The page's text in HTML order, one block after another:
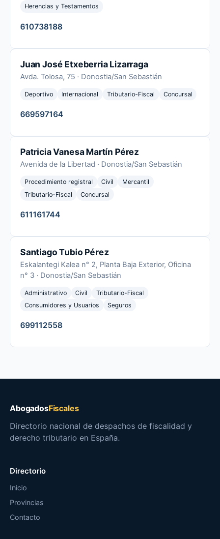
Herencias y Testamentos
610738188
Juan José Etxeberria Lizarraga
Avda. Tolosa, 75 · Donostia/San Sebastián
Deportivo Internacional Tributario-Fiscal Concursal
669597164
Patricia Vanesa Martín Pérez
Avenida de la Libertad · Donostia/San Sebastián
Procedimiento registral Civil
Mercantil
Tributario-Fiscal
Concursal
611161744
Santiago Tubio Pérez
Eskalantegi Kalea n° 2, Planta Baja Exterior, Oficina
n° 3 · Donostia/San Sebastián
Administrativo Civil
Tributario-Fiscal
Consumidores y Usuarios
Seguros
699112558
AbogadosFiscales
Directorio nacional de despachos de fiscalidad y
derecho tributario en España.
Directorio
Inicio
Provincias
Contacto